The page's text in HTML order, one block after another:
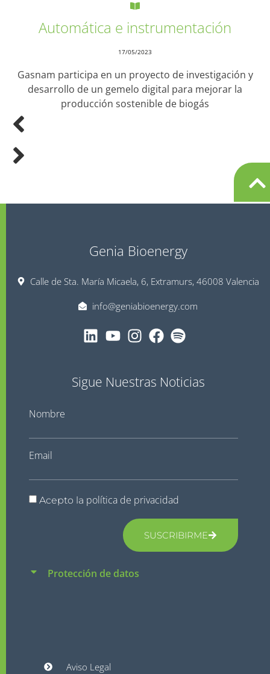
Automática e instrumentación
17/05/2023
Gasnam participa en un proyecto de investigación y
desarrollo de un gemelo digital para mejorar la
producción sostenible de biogás
Genia Bioenergy
Calle de Sta. María Micaela, 6, Extramurs, 46008 Valencia
info@geniabioenergy.com
Sigue Nuestras Noticias
Nombre
Email
Acepto la política de privacidad
SUSCRIBIRME
Protección de datos
Aviso Legal